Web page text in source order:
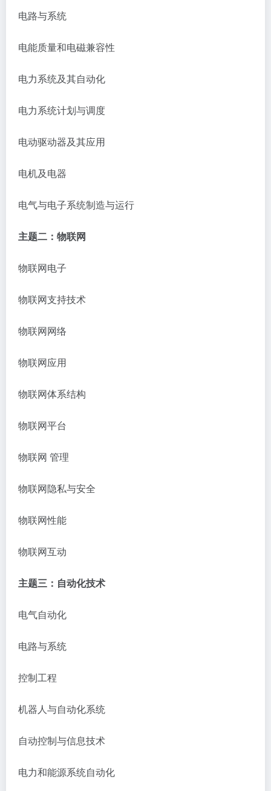
电路与系统
电能质量和电磁兼容性
电力系统及其自动化
电力系统计划与调度
电动驱动器及其应用
电机及电器
电气与电子系统制造与运行
主题二：物联网
物联网电子
物联网支持技术
物联网网络
物联网应用
物联网体系结构
物联网平台
物联网 管理
物联网隐私与安全
物联网性能
物联网互动
主题三：自动化技术
电气自动化
电路与系统
控制工程
机器人与自动化系统
自动控制与信息技术
电力和能源系统自动化